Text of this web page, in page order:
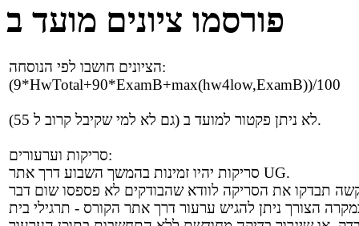
פורסמו ציונים מועד ב
הציונים חושבו לפי הנוסחה:
(9*HwTotal+90*ExamB+max(hw4low,ExamB))/100
לא ניתן פקטור למועד ב (גם לא למי שקיבל קרוב ל 55).
סריקות וערעורים:
סריקות יהיו זמינות בהמשך השבוע דרך אתר UG.